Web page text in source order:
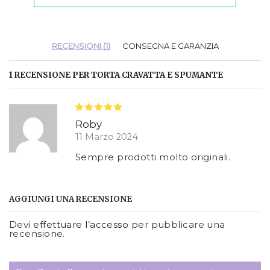
RECENSIONI (1) CONSEGNA E GARANZIA
1 RECENSIONE PERTORTA CRAVATTA E SPUMANTE
Roby
11 Marzo 2024
Sempre prodotti molto originali.
AGGIUNGI UNA RECENSIONE
Devi effettuare l’accesso per pubblicare una
recensione.